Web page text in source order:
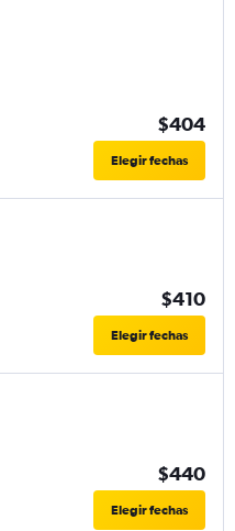
$404
Elegir fechas
$410
Elegir fechas
$440
Elegir fechas